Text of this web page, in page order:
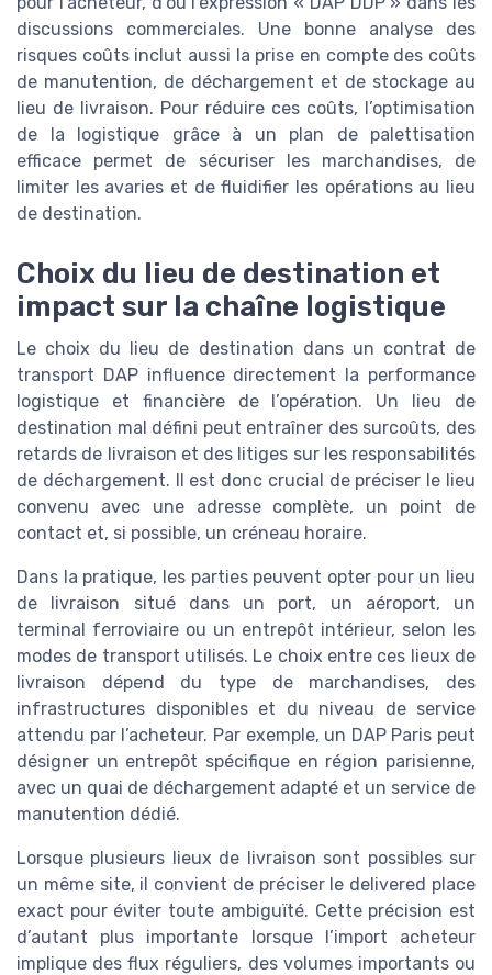
discussions commerciales. Une bonne analyse des
risques coûts inclut aussi la prise en compte des coûts
de manutention, de déchargement et de stockage au
lieu de livraison. Pour réduire ces coûts, l’optimisation
de la logistique grâce à un plan de palettisation
efficace permet de sécuriser les marchandises, de
limiter les avaries et de fluidifier les opérations au lieu
de destination.
Choix du lieu de destination et
impact sur la chaîne logistique
Le choix du lieu de destination dans un contrat de
transport DAP influence directement la performance
logistique et financière de l’opération. Un lieu de
destination mal défini peut entraîner des surcoûts, des
retards de livraison et des litiges sur les responsabilités
de déchargement. Il est donc crucial de préciser le lieu
convenu avec une adresse complète, un point de
contact et, si possible, un créneau horaire.
Dans la pratique, les parties peuvent opter pour un lieu
de livraison situé dans un port, un aéroport, un
terminal ferroviaire ou un entrepôt intérieur, selon les
modes de transport utilisés. Le choix entre ces lieux de
livraison dépend du type de marchandises, des
infrastructures disponibles et du niveau de service
attendu par l’acheteur. Par exemple, un DAP Paris peut
désigner un entrepôt spécifique en région parisienne,
avec un quai de déchargement adapté et un service de
manutention dédié.
Lorsque plusieurs lieux de livraison sont possibles sur
un même site, il convient de préciser le delivered place
exact pour éviter toute ambiguïté. Cette précision est
d’autant plus importante lorsque l’import acheteur
implique des flux réguliers, des volumes importants ou